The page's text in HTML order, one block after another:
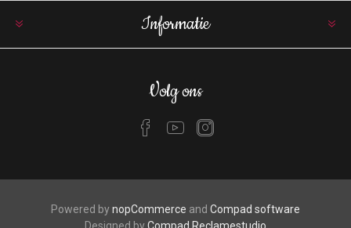
Informatie
Volg ons
Powered bynopCommerce and Compad software